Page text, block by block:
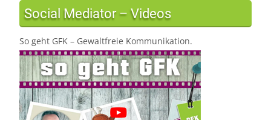
Social Mediator – Videos
So geht GFK – Gewaltfreie Kommunikation.